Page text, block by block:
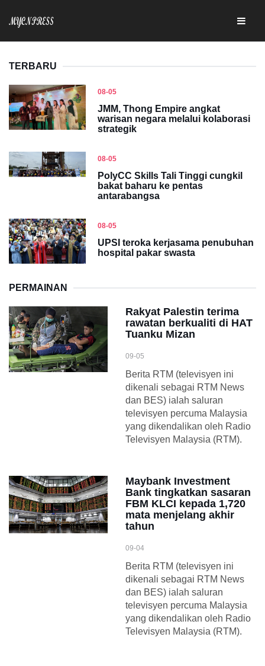
TERBARU
08-05
JMM, Thong Empire angkat
warisan negara melalui kolaborasi
strategik
08-05
PolyCC Skills Tali Tinggi cungkil
bakat baharu ke pentas
antarabangsa
08-05
UPSI teroka kerjasama penubuhan
hospital pakar swasta
PERMAINAN
Rakyat Palestin terima
rawatan berkualiti di HAT
Tuanku Mizan
09-05
Berita RTM (televisyen ini
dikenali sebagai RTM News
dan BES) ialah saluran
televisyen percuma Malaysia
yang dikendalikan oleh Radio
Televisyen Malaysia (RTM).
Maybank Investment
Bank tingkatkan sasaran
FBM KLCI kepada 1,720
mata menjelang akhir
tahun
09-04
Berita RTM (televisyen ini
dikenali sebagai RTM News
dan BES) ialah saluran
televisyen percuma Malaysia
yang dikendalikan oleh Radio
Televisyen Malaysia (RTM).